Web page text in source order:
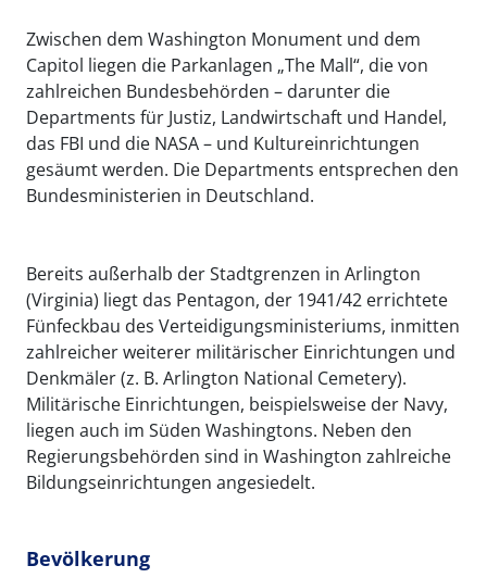
Zwischen dem Washington Monument und dem
Capitol liegen die Parkanlagen „The Mall“, die von
zahlreichen Bundesbehörden – darunter die
Departments für Justiz, Landwirtschaft und Handel,
das FBI und die NASA – und Kultureinrichtungen
gesäumt werden. Die Departments entsprechen den
Bundesministerien in Deutschland.
Bereits außerhalb der Stadtgrenzen in Arlington
(Virginia) liegt das Pentagon, der 1941/42 errichtete
Fünfeckbau des Verteidigungsministeriums, inmitten
zahlreicher weiterer militärischer Einrichtungen und
Denkmäler (z. B. Arlington National Cemetery).
Militärische Einrichtungen, beispielsweise der Navy,
liegen auch im Süden Washingtons. Neben den
Regierungsbehörden sind in Washington zahlreiche
Bildungseinrichtungen angesiedelt.
Bevölkerung